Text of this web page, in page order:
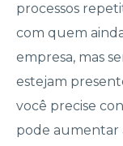
processos
com quem
empresa, mas
estejam
você precise
pode aumentar